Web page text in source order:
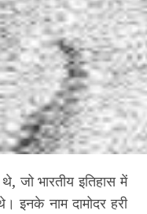
जो भारतीय इतिहास में
इनके नाम दामोदर हरी